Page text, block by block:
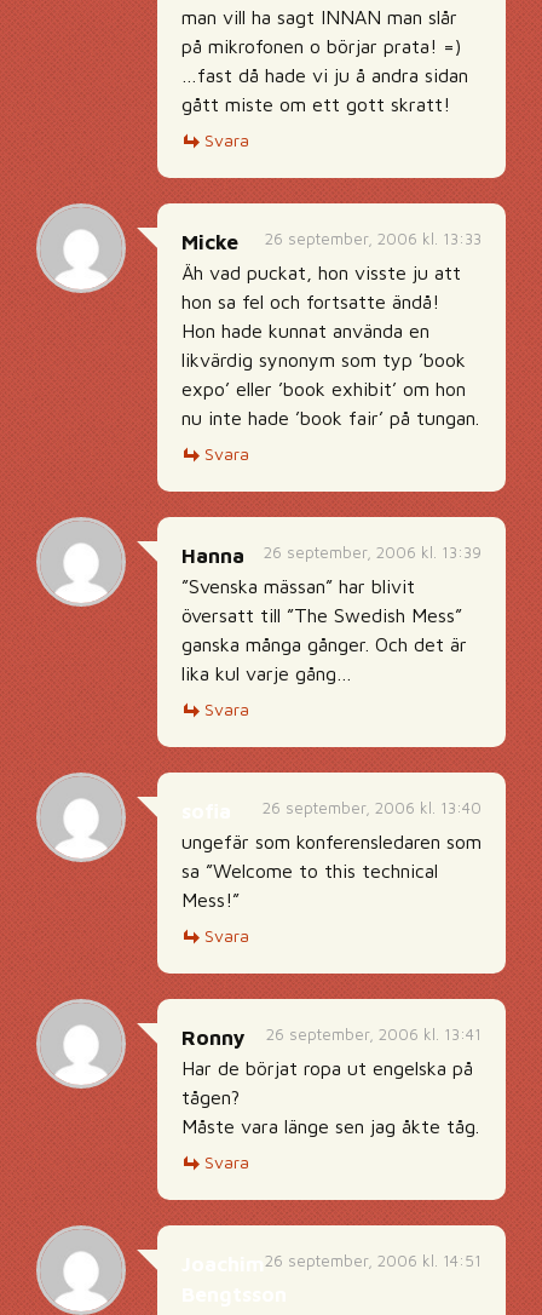
man vill ha sagt INNAN man slår
på mikrofonen o börjar prata! =)
…fast då hade vi ju å andra sidan
gått miste om ett gott skratt!
Svara
26 september, 2006 kl. 13:33
Micke
Äh vad puckat, hon visste ju att
hon sa fel och fortsatte ändå!
Hon hade kunnat använda en
likvärdig synonym som typ ’book
expo’ eller ’book exhibit’ om hon
nu inte hade ’book fair’ på tungan.
Svara
26 september, 2006 kl. 13:39
Hanna
”Svenska mässan” har blivit
översatt till ”The Swedish Mess”
ganska många gånger. Och det är
lika kul varje gång…
Svara
26 september, 2006 kl. 13:40
ungefär som konferensledaren som
sa ”Welcome to this technical
Mess!”
Svara
26 september, 2006 kl. 13:41
Ronny
Har de börjat ropa ut engelska på
tågen?
Måste vara länge sen jag åkte tåg.
Svara
26 september, 2006 kl. 14:51